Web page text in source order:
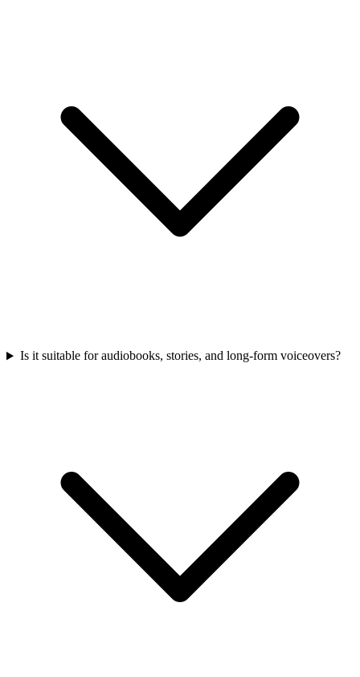
Is it suitable for audiobooks, stories, and long-form voiceovers?